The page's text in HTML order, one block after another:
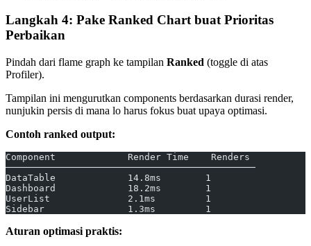
Langkah 4: Pake Ranked Chart buat Prioritas
Perbaikan
Pindah dari flame graph ke tampilan Ranked (toggle di atas
Profiler).
Tampilan ini mengurutkan components berdasarkan durasi render,
nunjukin persis di mana lo harus fokus buat upaya optimasi.
Contoh ranked output:
Component             Render Time    Renders
─────────────────────────────────────────────
DataTable             14.8ms        1
Dashboard             18.2ms        1
UserList              2.1ms         1
Sidebar               1.3ms         1
Aturan optimasi praktis: